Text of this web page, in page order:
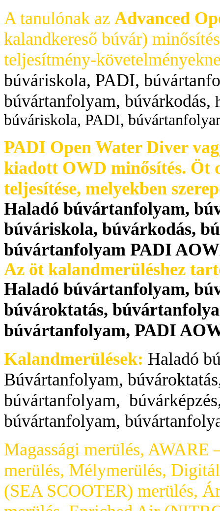
A tanulónak az Advanced
kalandkereső búvár)
teljesítmény-
búváriskola, PADI,
búvártanfolyam, búvárkodás,
búváriskola, PADI,
PADI Open Water Diver
kiadott OWD minősítés. Öt
teljesítése, melyekben
Haladó búvártanfolyam,
búváriskola, búvárkodás,
búvártanfolyam PADI
Az öt kalandmerüléshez
Haladó búvártanfolyam,
búvároktatás,
búvártanfolyam, PADI
Kalandmerülések: Haladó
Búvártanfolyam,
búvártanfolyam,
búvártanfolyam,
Magassági merülés, AWARE
merülés, Mélymerülés,
(SEA SCOOTER) merülés,